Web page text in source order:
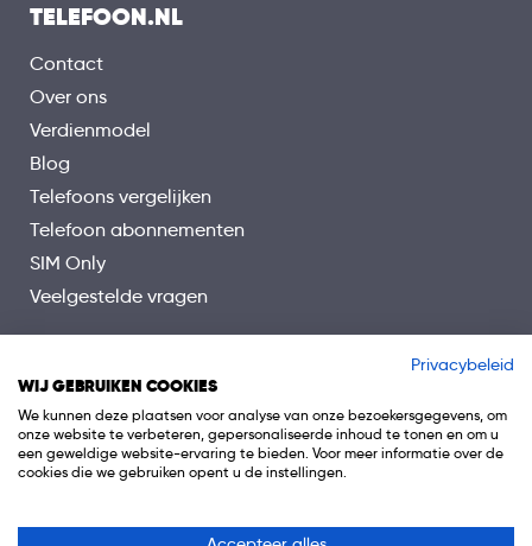
TELEFOON.NL
Contact
Over ons
Verdienmodel
Blog
Telefoons vergelijken
Telefoon abonnementen
SIM Only
Veelgestelde vragen
Privacybeleid
WIJ GEBRUIKEN COOKIES
We kunnen deze plaatsen voor analyse van onze bezoekersgegevens, om
onze website te verbeteren, gepersonaliseerde inhoud te tonen en om u
een geweldige website-ervaring te bieden. Voor meer informatie over de
cookies die we gebruiken opent u de instellingen.